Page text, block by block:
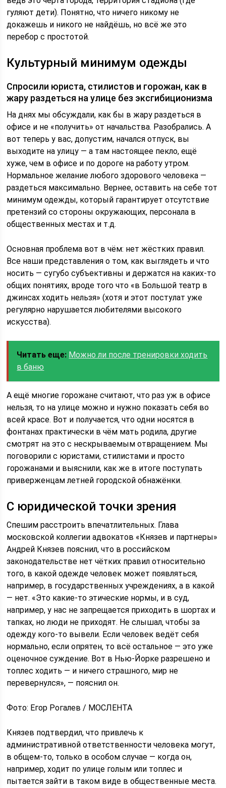
гуляют дети). Понятно, что ничего никому не
докажешь и никого не найдёшь, но всё же это
перебор с простотой.
Культурный минимум одежды
Спросили юриста, стилистов и горожан, как в
жару раздеться на улице без эксгибиционизма
На днях мы обсуждали, как бы в жару раздеться в
офисе и не «получить» от начальства. Разобрались. А
вот теперь у вас, допустим, начался отпуск, вы
выходите на улицу — а там настоящее пекло, ещё
хуже, чем в офисе и по дороге на работу утром.
Нормальное желание любого здорового человека —
раздеться максимально. Вернее, оставить на себе тот
минимум одежды, который гарантирует отсутствие
претензий со стороны окружающих, персонала в
общественных местах и т.д.
Основная проблема вот в чём: нет жёстких правил.
Все наши представления о том, как выглядеть и что
носить — сугубо субъективны и держатся на каких-то
общих понятиях, вроде того что «в Большой театр в
джинсах ходить нельзя» (хотя и этот постулат уже
регулярно нарушается любителями высокого
искусства).
Читать еще: Можно ли после тренировки ходить
в баню
А ещё многие горожане считают, что раз уж в офисе
нельзя, то на улице можно и нужно показать себя во
всей красе. Вот и получается, что одни носятся в
фонтанах практически в чём мать родила, другие
смотрят на это с нескрываемым отвращением. Мы
поговорили с юристами, стилистами и просто
горожанами и выяснили, как же в итоге поступать
приверженцам летней городской обнажёнки.
С юридической точки зрения
Спешим расстроить впечатлительных. Глава
московской коллегии адвокатов «Князев и партнеры»
Андрей Князев пояснил, что в российском
законодательстве нет чётких правил относительно
того, в какой одежде человек может появляться,
например, в государственных учреждениях, а в какой
— нет. «Это какие-то этические нормы, и в суд,
например, у нас не запрещается приходить в шортах и
тапках, но люди не приходят. Не слышал, чтобы за
одежду кого-то вывели. Если человек ведёт себя
нормально, если опрятен, то всё остальное — это уже
оценочное суждение. Вот в Нью-Йорке разрешено и
топлес ходить — и ничего страшного, мир не
перевернулся», — пояснил он.
Фото: Егор Рогалев / МОСЛЕНТА
Князев подтвердил, что привлечь к
административной ответственности человека могут,
в общем-то, только в особом случае — когда он,
например, ходит по улице голым или топлес и
пытается зайти в таком виде в общественные места.